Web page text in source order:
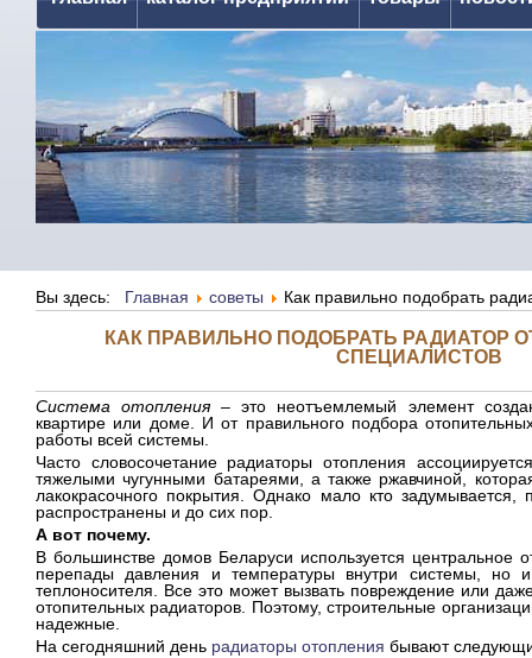
Вы здесь: Главная советы Как правильно подобрать
КАК ПРАВИЛЬНО ПОДОБРАТЬ РАДИАТОР
СПЕЦИАЛИСТОВ
Система отопления– это неотъемлемый элемент
квартире или доме. И от правильного подбора
работы всей системы.
Часто словосочетание радиаторы отопления
тяжелыми чугунными батареями, а также ржавчиной,
лакокрасочного покрытия. Однако мало кто
распространены и до сих пор.
А вот почему.
В большинстве домов Беларуси используется центральное
перепады давления и температуры внутри системы, но
теплоносителя. Все это может вызвать повреждение или
отопительных радиаторов. Поэтому, строительные
надежные.
На сегодняшний день радиаторы отопления бывают